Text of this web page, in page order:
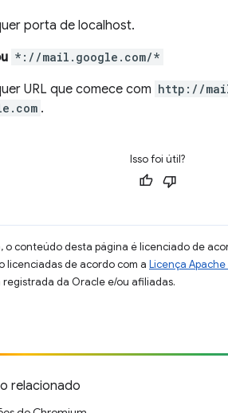
porta de localhost.
*://mail.google.com/*
URL que comece com http://
.
Isso foi útil?
o conteúdo desta página é licenciado de
licenciadas de acordo com a Licença Apache
registrada da Oracle e/ou afiliadas.
relacionado